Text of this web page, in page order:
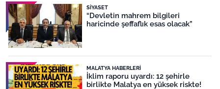
SIYASET
“Devletin mahrem bilgileri
haricinde şeffaflık esas olacak”
MALATYA HABERLERI
İklim raporu uyardı: 12 şehirle
birlikte Malatya en yüksek riskte!